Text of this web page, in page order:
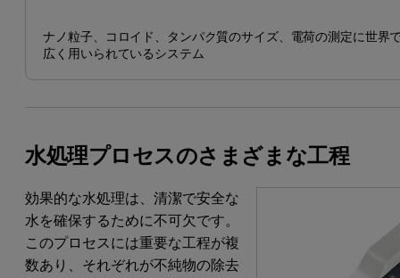
ナノ粒子、コロイド、タンパク質のサイズ、電荷の測定に世界
広く用いられているシステム
水処理プロセスのさまざまな工程
効果的な水処理は、清潔で安全な
水を確保するために不可欠です。
このプロセスには重要な工程が複
数あり、それぞれが不純物の除去